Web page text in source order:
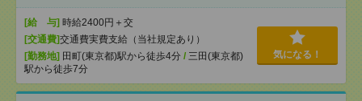
[給 与] 時給2400円＋交
[交通費]交通費実費支給（当社規定あり）
[勤務地] 田町(東京都)駅から徒歩4分 / 三田(東京都)
駅から徒歩7分
気になる！